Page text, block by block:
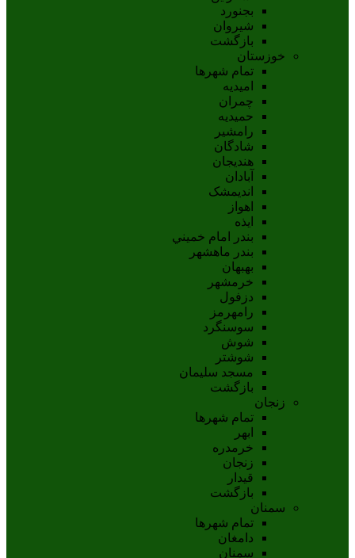
بجنورد
شيروان
بازگشت
خوزستان
تمام شهر‌ها
امیدیه
چمران
حمیدیه
رامشیر
شادگان
هندیجان
آبادان
انديمشک
اهواز
ايذه
بندر امام خميني
بندر ماهشهر
بهبهان
خرمشهر
دزفول
رامهرمز
سوسنگرد
شوش
شوشتر
مسجد سليمان
بازگشت
زنجان
تمام شهر‌ها
ابهر
خرمدره
زنجان
قيدار
بازگشت
سمنان
تمام شهر‌ها
دامغان
سمنان